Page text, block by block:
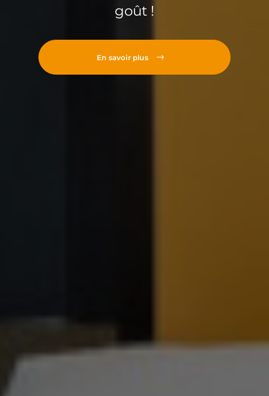
goût !
En savoir plus